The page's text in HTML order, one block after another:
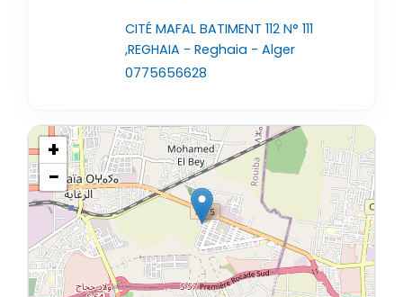
CITÉ MAFAL BATIMENT 112 N° 111
,REGHAIA - Reghaia - Alger
0775656628
+
−